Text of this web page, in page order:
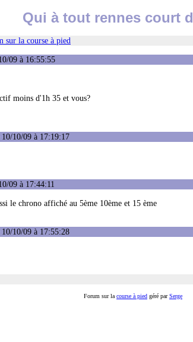
Qui à tout rennes court
sur la course à pied
09 à 16:55:55
moins d'1h 35 et vous?
10/09 à 17:19:17
09 à 17:44:11
le chrono affiché au 5ème 10ème et 15 ème
10/09 à 17:55:28
Forum sur la course à pied géré parSerge